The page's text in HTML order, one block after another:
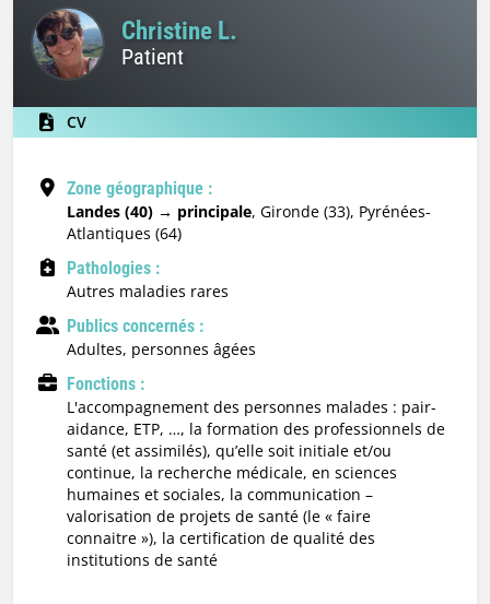
Christine L.
Patient
CV
Zone géographique :
Landes (40) → principale, Gironde (33), Pyrénées-
Atlantiques (64)
Pathologies :
Autres maladies rares
Publics concernés :
adultes, personnes âgées
Fonctions :
l'accompagnement des personnes malades : pair-
aidance, ETP, …, la formation des professionnels de
santé (et assimilés), qu’elle soit initiale et/ou
continue, la recherche médicale, en sciences
humaines et sociales, la communication –
valorisation de projets de santé (le « faire
connaitre »), la certification de qualité des
institutions de santé